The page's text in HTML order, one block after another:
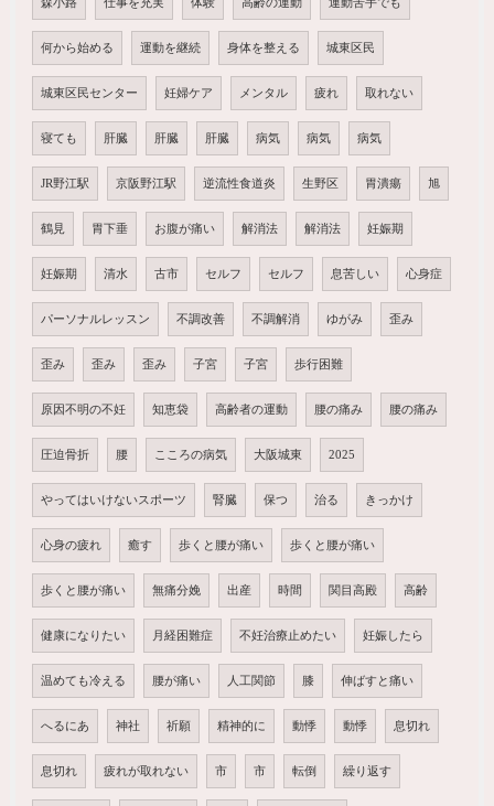
森小路 仕事を充実 体験 高齢の運動 運動苦手でも
何から始める 運動を継続 身体を整える 城東区民
城東区民センター 妊婦ケア メンタル 疲れ 取れない
寝ても 肝臓 肝臓 肝臓 病気 病気 病気
JR野江駅 京阪野江駅 逆流性食道炎 生野区 胃潰瘍 旭
鶴見 胃下垂 お腹が痛い 解消法 解消法 妊娠期
妊娠期 清水 古市 セルフ セルフ 息苦しい 心身症
パーソナルレッスン 不調改善 不調解消 ゆがみ 歪み
歪み 歪み 歪み 子宮 子宮 歩行困難
原因不明の不妊 知恵袋 高齢者の運動 腰の痛み 腰の痛み
圧迫骨折 腰 こころの病気 大阪城東 2025
やってはいけないスポーツ 腎臓 保つ 治る きっかけ
心身の疲れ 癒す 歩くと腰が痛い 歩くと腰が痛い
歩くと腰が痛い 無痛分娩 出産 時間 関目高殿 高齢
健康になりたい 月経困難症 不妊治療止めたい 妊娠したら
温めても冷える 腰が痛い 人工関節 膝 伸ばすと痛い
へるにあ 神社 祈願 精神的に 動悸 動悸 息切れ
息切れ 疲れが取れない 市 市 転倒 繰り返す